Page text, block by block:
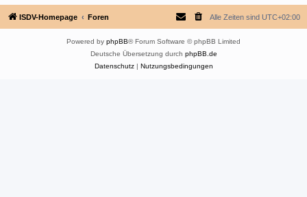
ISDV-Homepage Foren Alle Zeiten sind UTC+02:00
Powered by phpBB® Forum Software © phpBB Limited
Deutsche Übersetzung durch phpBB.de
Datenschutz| Nutzungsbedingungen